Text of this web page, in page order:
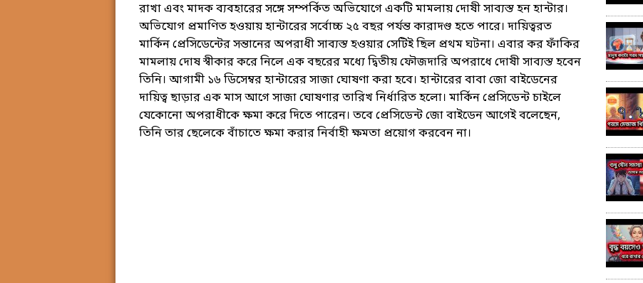
রাখা এবং মাদক ব্যবহারের সঙ্গে সম্পর্কিত অভিযোগে একটি মামলায় দোষী সাব্যস্ত হন হান্টার।
অভিযোগ প্রমাণিত হওয়ায় হান্টারের সর্বোচ্চ ২৫ বছর পর্যন্ত কারাদণ্ড হতে পারে। দায়িত্বরত
মার্কিন প্রেসিডেন্টের সন্তানের অপরাধী সাব্যস্ত হওয়ার সেটিই ছিল প্রথম ঘটনা। এবার কর ফাঁকির
মামলায় দোষ স্বীকার করে নিলে এক বছরের মধ্যে দ্বিতীয় ফৌজদারি অপরাধে দোষী সাব্যস্ত হবেন
তিনি। আগামী ১৬ ডিসেম্বর হান্টারের সাজা ঘোষণা করা হবে। হান্টারের বাবা জো বাইডেনের
দায়িত্ব ছাড়ার এক মাস আগে সাজা ঘোষণার তারিখ নির্ধারিত হলো। মার্কিন প্রেসিডেন্ট চাইলে
যেকোনো অপরাধীকে ক্ষমা করে দিতে পারেন। তবে প্রেসিডেন্ট জো বাইডেন আগেই বলেছেন,
তিনি তার ছেলেকে বাঁচাতে ক্ষমা করার নির্বাহী ক্ষমতা প্রয়োগ করবেন না।